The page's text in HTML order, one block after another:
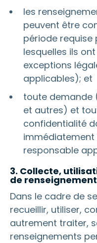
les
peuvent être
période requise
lesquelles ils
exceptions
applicables); et
toute demande
et autres) et
confidentialité
responsable
3. Collecte,
de
Dans le cadre de
recueillir, utiliser,
autrement traiter,
renseignements